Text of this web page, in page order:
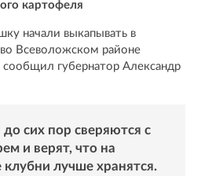
картофеля
начали выкапывать в
во Всеволожском районе
губернатор Александр
сих пор сверяются с
и верят, что на
лучше хранятся.